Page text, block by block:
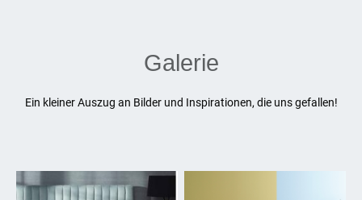
Galerie
Ein kleiner Auszug an Bilder und Inspirationen, die uns gefallen!